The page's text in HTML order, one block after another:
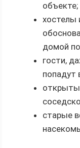
объекте;
хостелы
домой
гости,
попадут
старые